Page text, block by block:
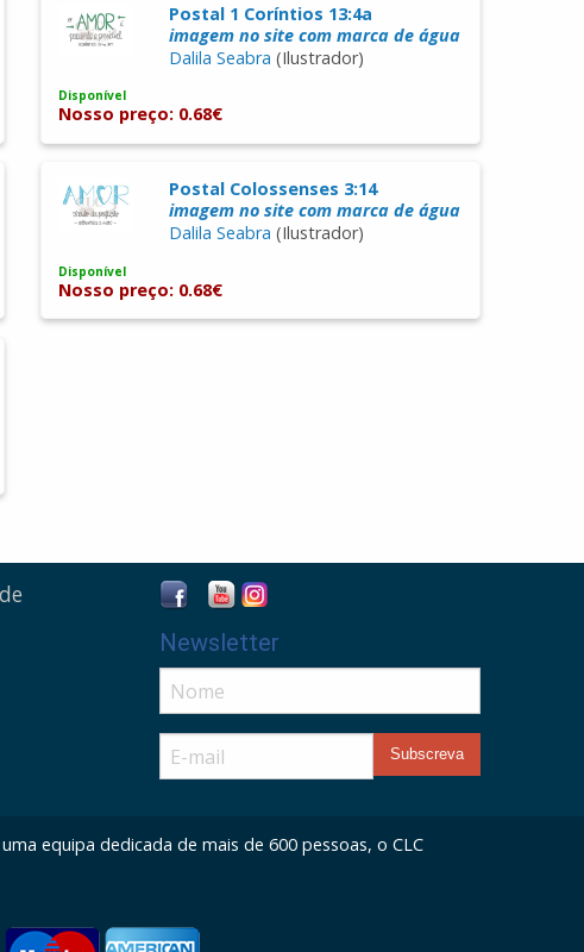
Postal 1 Coríntios 13:4a
imagem no site com marca de água
Dalila Seabra (Ilustrador)
Disponível
Nosso preço: 0.68€
Postal Colossenses 3:14
imagem no site com marca de água
Dalila Seabra (Ilustrador)
Disponível
Nosso preço: 0.68€
Newsletter
equipa dedicada de mais de 600 pessoas, o CLC